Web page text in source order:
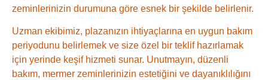
zeminlerinizin durumuna göre esnek bir şekilde belirlenir.
Uzman ekibimiz, plazanızın ihtiyaçlarına en uygun bakım
periyodunu belirlemek ve size özel bir teklif hazırlamak
için yerinde keşif hizmeti sunar. Unutmayın, düzenli
bakım, mermer zeminlerinizin estetiğini ve dayanıklılığını